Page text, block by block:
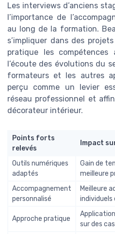
Les interviews d’anciens
l’importance de
au long de la formation.
s’impliquer dans des
pratique les
l’écoute des évolutions du
formateurs et les autres
perçu comme un levier
réseau professionnel et
décorateur intérieur.
Points forts
relevés
Impact
Outils numériques
adaptés
Gain de
meilleure
Accompagnement
personnalisé
Meilleure
individuels
Approche pratique
sur des